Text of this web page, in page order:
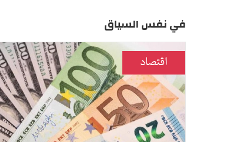
في نفس السياق
اقتصاد